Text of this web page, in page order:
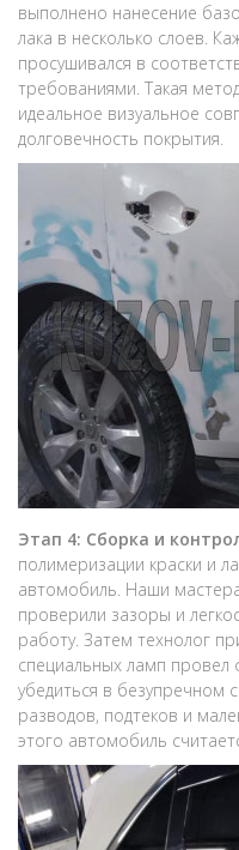
выполнено нанесение
лака в несколько слоев.
просушивался в
требованиями. Такая
идеальное визуальное
долговечность покрытия.
Этап 4: Сборка и
полимеризации краски и
автомобиль. Наши
проверили зазоры и
работу. Затем технолог
специальных ламп
убедиться в безупречном
разводов, подтеков и
этого автомобиль